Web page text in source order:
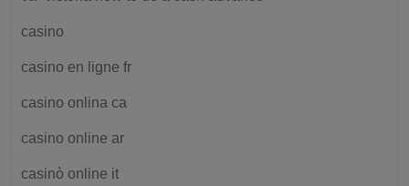
casino
casino en ligne fr
casino onlina ca
casino online ar
casinò online it